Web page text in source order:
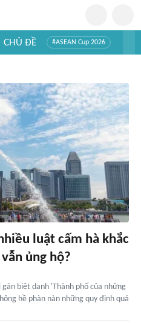
CHỦ ĐỀ #ASEAN Cup 2026
luật cấm hà khắc
ủng hộ?
biệt danh 'Thành phố của những
hề phàn nàn những quy định quá